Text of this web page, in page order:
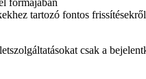
formájában
tartozó fontos frissítésekről
csak a